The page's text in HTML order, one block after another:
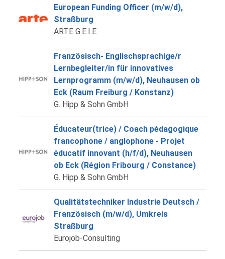
European Funding Officer (m/w/d),
Straßburg
ARTE G.E.I.E.
Französisch- Englischsprachige/r
Lernbegleiter/in für innovatives
Lernprogramm (m/w/d), Neuhausen ob
Eck (Raum Freiburg / Konstanz)
G. Hipp & Sohn GmbH
Éducateur(trice) / Coach pédagogique
francophone / anglophone - Projet
éducatif innovant (h/f/d), Neuhausen
ob Eck (Région Fribourg / Constance)
G. Hipp & Sohn GmbH
Qualitätstechniker Industrie Deutsch /
Französisch (m/w/d), Umkreis
Straßburg
Eurojob-Consulting